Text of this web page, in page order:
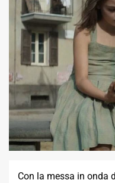
Con la messa in onda